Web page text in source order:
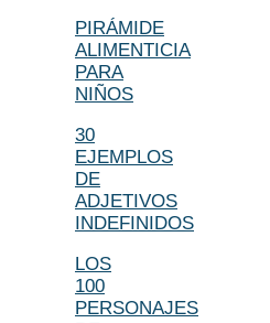
PIRÁMIDE
ALIMENTICIA
PARA
NIÑOS
30
EJEMPLOS
DE
ADJETIVOS
INDEFINIDOS
LOS
100
PERSONAJES